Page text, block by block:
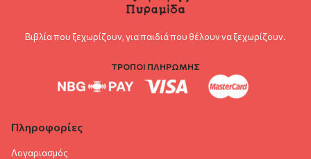
Βιβλία που ξεχωρίζουν, για παιδιά που θέλουν να ξεχωρίζουν.
ΤΡΟΠΟΙ ΠΛΗΡΩΜΗΣ
Πληροφορίες
Λογαριασμός